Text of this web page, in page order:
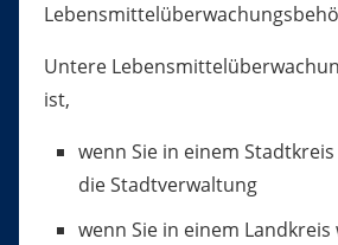
Untere
ist,
wenn Sie in einem
die Stadtverwaltung
wenn Sie in einem Landkreis